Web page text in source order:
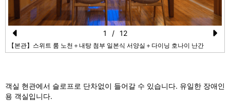
Pr
o
【본관】스위트 룸 노천＋내탕 첨부 일본식 서양실＋다이닝 호나이 난간
1 / 12
객실 현관에서 슬로프로 단차없이 들어갈 수 있습니다. 유일한 장애인
용 객실입니다.